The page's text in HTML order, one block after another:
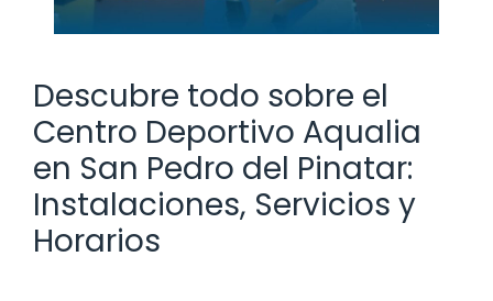
Descubre todo sobre el
Centro Deportivo Aqualia
en San Pedro del Pinatar:
Instalaciones, Servicios y
Horarios